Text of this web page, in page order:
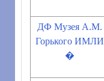
ДФ Музея А.М.
Горького ИМЛИ
�